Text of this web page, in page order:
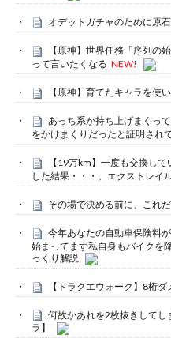
オデットガチャのために原
【原神】世界任務「序列
って言いたくなる NEW!
【原神】育てたキャラを使
あっち系が持ち上げまくっ
をかけまくりだったと証明され
【19万km】一度も交換し
した結果・・・。エクストレイ
その場で決める前に、これ
今年あなたの自動車保険料
始まってます私自身もバイクを
っくり解説
【ドラクエウォーク】8桁
何故かあれを2枚抜きして
ラ】